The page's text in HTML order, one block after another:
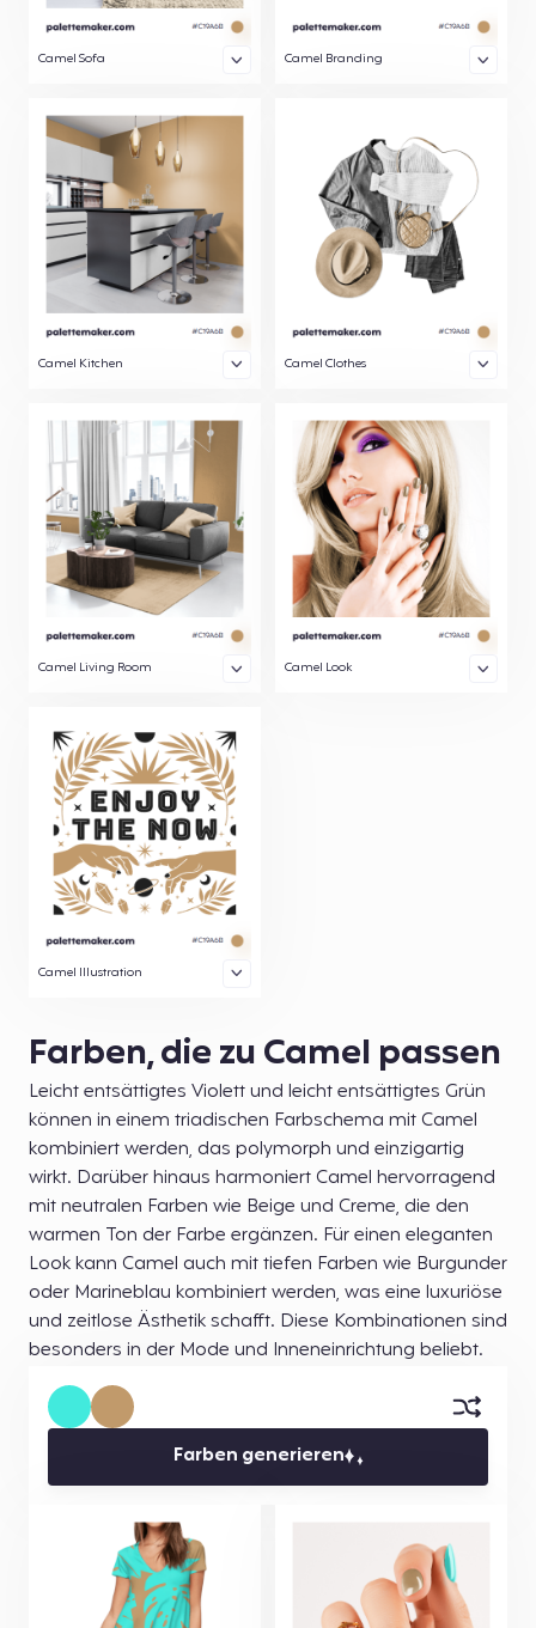
Camel Sofa Camel Branding
Camel Kitchen Camel Clothes
Camel Living Room Camel Look
Camel Illustration
Farben, die zu Camel passen
Leicht entsättigtes Violett und leicht entsättigtes Grün
können in einem triadischen Farbschema mit Camel
kombiniert werden, das polymorph und einzigartig
wirkt. Darüber hinaus harmoniert Camel hervorragend
mit neutralen Farben wie Beige und Creme, die den
warmen Ton der Farbe ergänzen. Für einen eleganten
Look kann Camel auch mit tiefen Farben wie Burgunder
oder Marineblau kombiniert werden, was eine luxuriöse
und zeitlose Ästhetik schafft. Diese Kombinationen sind
besonders in der Mode und Inneneinrichtung beliebt.
Farben generieren